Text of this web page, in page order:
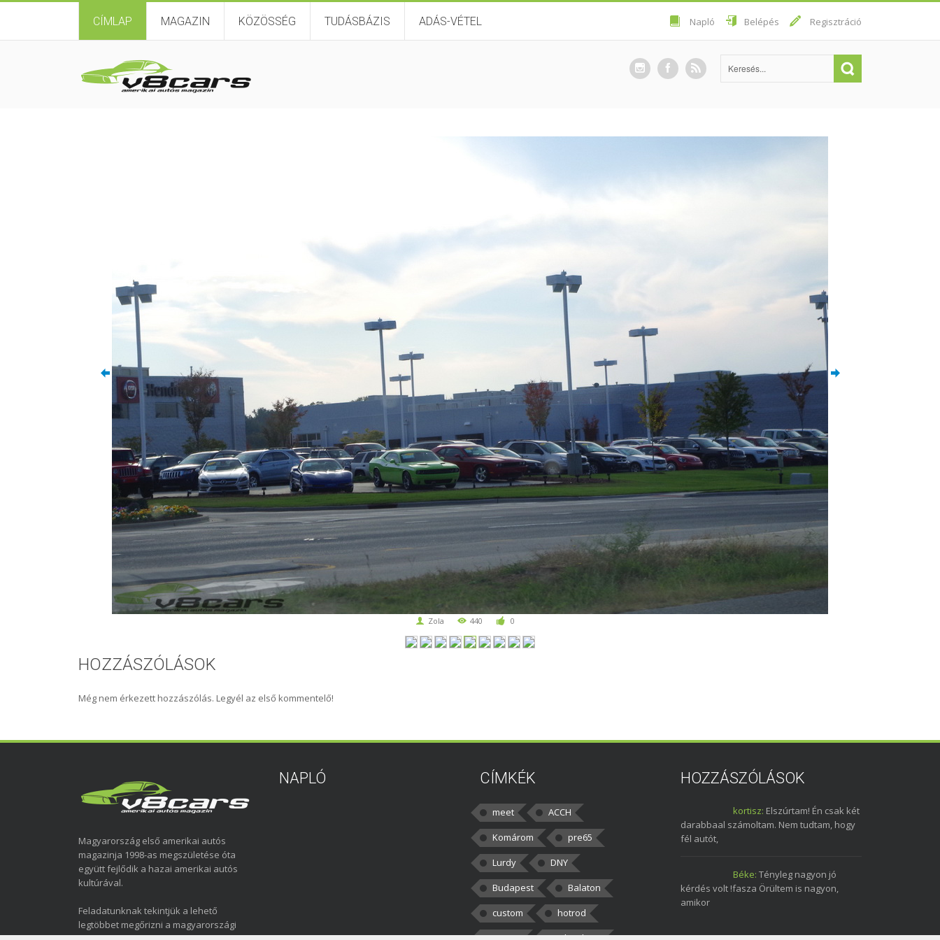
CÍMLAP MAGAZIN KÖZÖSSÉG TUDÁSBÁZIS ADÁS-VÉTEL Napló Belépés Regisztráció
Zola 440 0
HOZZÁSZÓLÁSOK
Még nem érkezett hozzászólás. Legyél az első kommentelő!
Magyarország első amerikai autós
magazinja 1998-as megszületése óta
együtt fejlődik a hazai amerikai autós
kultúrával.
Feladatunknak tekintjük a lehető
legtöbbet megőrizni a magyarországi
NAPLÓ CÍMKÉK
meet
ACCH
Komárom
pre65
Lurdy
DNY
Budapest
Balaton
custom
hotrod
HOZZÁSZÓLÁSOK
kortisz: Elszúrtam! Én csak két
darabbaal számoltam. Nem tudtam, hogy
fél autót,
Béke: Tényleg nagyon jó
kérdés volt !fasza Örültem is nagyon,
amikor